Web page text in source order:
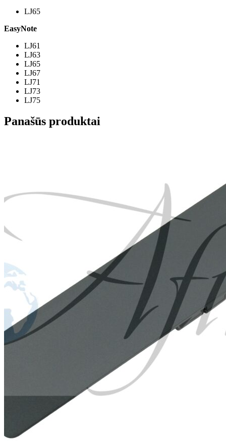
LJ65
EasyNote
LJ61
LJ63
LJ65
LJ67
LJ71
LJ73
LJ75
Panašūs produktai